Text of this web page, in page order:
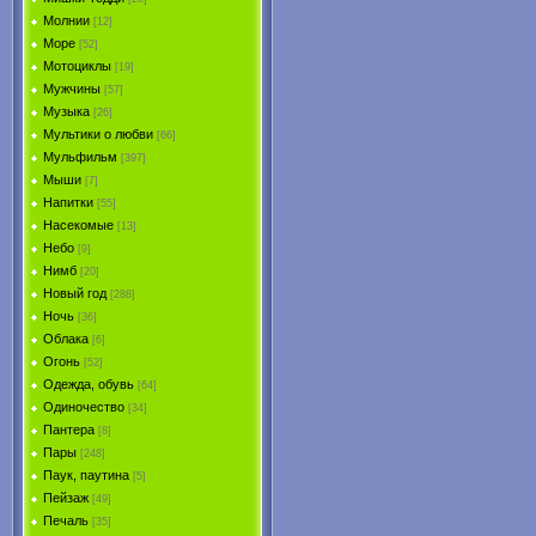
Молнии [12]
Море [52]
Мотоциклы [19]
Мужчины [57]
Музыка [26]
Мультики о любви [66]
Мульфильм [397]
Мыши [7]
Напитки [55]
Насекомые [13]
Небо [9]
Нимб [20]
Новый год [288]
Ночь [36]
Облака [6]
Огонь [52]
Одежда, обувь [64]
Одиночество [34]
Пантера [8]
Пары [248]
Паук, паутина [5]
Пейзаж [49]
Печаль [35]